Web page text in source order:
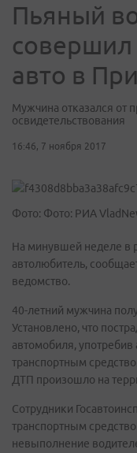
Пьяный
авто в
Мужчина отказался от
освидетельствования
16:46, 7 ноября 2017
Фото: Фото: РИА
На минувшей неделе в
автолюбитель,
ведомство.
40-летний мужчина
Установлено, что
автомобиля, употребив
транспортным
ДТП произошло на
Сотрудники
транспортным
невыполнение